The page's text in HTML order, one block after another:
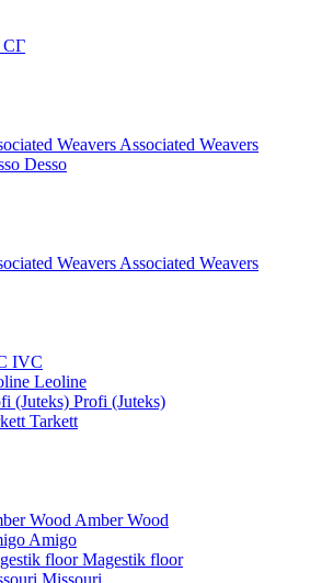
СГ
Associated Weavers
Desso
Associated Weavers
IVC
Leoline
Profi (Juteks)
Tarkett
Amber Wood
Amigo
Magestik floor
Missouri